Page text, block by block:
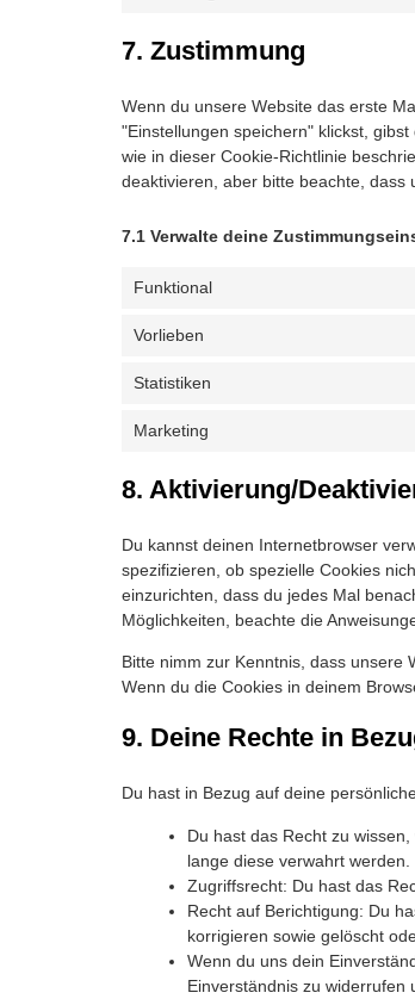
7. Zustimmung
Wenn du unsere Website das erste
"Einstellungen speichern" klickst,
wie in dieser Cookie-Richtlinie
deaktivieren, aber bitte beachte, dass
7.1 Verwalte deine
Funktional
Vorlieben
Statistiken
Marketing
8. Aktivierung/
Du kannst deinen Internetbrowser
spezifizieren, ob spezielle Cookies
einzurichten, dass du jedes Mal
Möglichkeiten, beachte die
Bitte nimm zur Kenntnis, dass unsere
Wenn du die Cookies in deinem
9. Deine Rechte in
Du hast in Bezug auf deine
Du hast das Recht zu
lange diese verwahrt werden.
Zugriffsrecht: Du hast das
Recht auf Berichtigung: Du
korrigieren sowie gelöscht
Wenn du uns dein
Einverständnis zu widerrufen